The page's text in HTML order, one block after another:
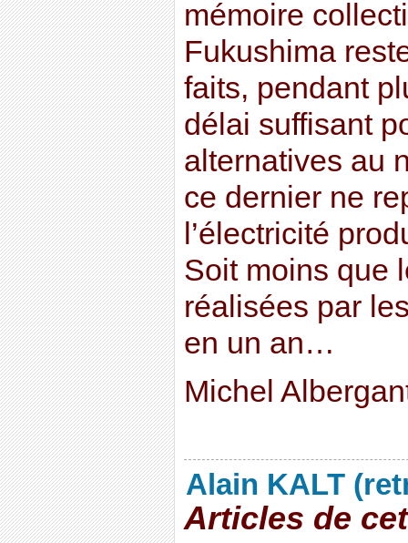
mémoire
Fukushima
faits, pendant
délai suffisant
alternatives au
ce dernier ne
l’électricité
Soit moins que
réalisées par
en un an…
Michel
Alain KALT
Articles de